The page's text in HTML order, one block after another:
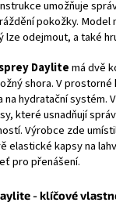
umožňuje
pokožky. Model
odejmout, a také
Daylitemá dvě
shora. V prostorné
na hydratační systém.
které usnadňují
Výrobce zde
elastické kapsy na
pro přenášení.
- klíčové